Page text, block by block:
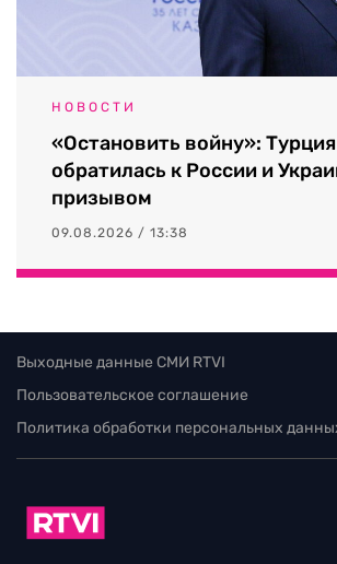
НОВОСТИ
«Остановить войну»: Турция
обратилась к России и
призывом
09.08.2026 / 13:38
Выходные данные СМИ RTVI
Пользовательское соглашение
Политика обработки персональных